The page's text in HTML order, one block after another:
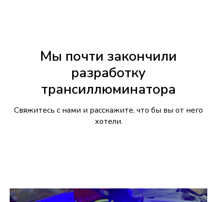
Мы почти закончили
разработку
трансиллюминатора
Свяжитесь с нами и расскажите, что бы вы от него
хотели.